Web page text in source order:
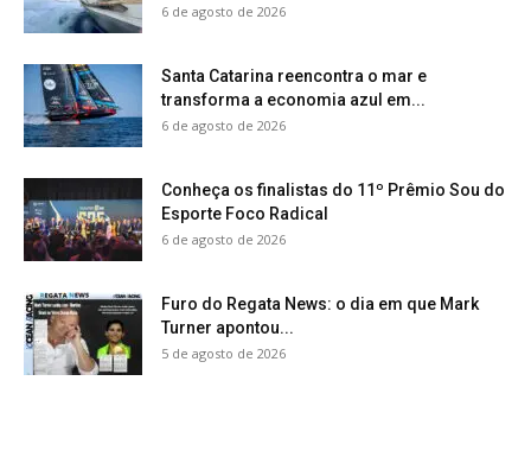
6 de agosto de 2026
Santa Catarina reencontra o mar e
transforma a economia azul em...
6 de agosto de 2026
Conheça os finalistas do 11º Prêmio Sou do
Esporte Foco Radical
6 de agosto de 2026
Furo do Regata News: o dia em que Mark
Turner apontou...
5 de agosto de 2026